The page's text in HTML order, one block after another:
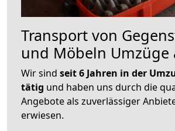
Transport von
und Möbeln Umzüge
Wir sind seit 6 Jahren in der
tätig und haben uns durch die
Angebote als zuverlässiger
erwiesen.